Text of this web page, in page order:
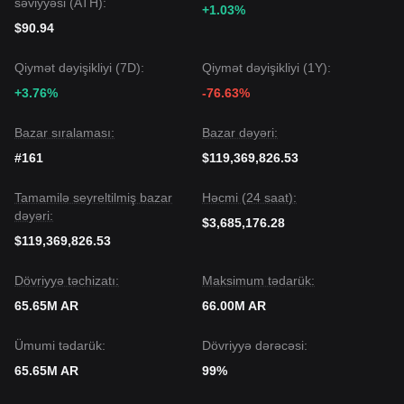
Aqressiv alış həcminin olmaması treyderlərin kriptovalyuta
bazarının ümumi hissəsindən daha aydın siqnal gözlədiyini
Bazar Perspektivi
Əgər Arweave
$1.86
-nın üstündə uğurla qırılma edə bilsə,
dərhal hədəf
olacaq. Əks halda,
Bazar Konsensusu
Arweave yaxın dövrdə davamlı volatillik və ya yan hərəkət
müddətdə orta müddətli trend Ehtiyatlı Optimistik
$90.94
+1.03%
Qiymət dəyişikliyi (7D):
+3.76%
Qiymət dəyişikliyi (1Y):
-76.63%
Bazar sıralaması:
#161
Bazar dəyəri:
$119,369,826.53
Tamamilə seyreltilmiş bazar
dəyəri:
$119,369,826.53
Həcmi (24 saat):
$3,685,176.28
Dövriyyə təchizatı:
65.65M AR
Maksimum tədarük:
66.00M AR
Ümumi tədarük:
65.65M AR
Dövriyyə dərəcəsi:
99%